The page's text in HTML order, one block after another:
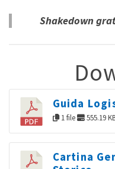
Shakedown
Guida
1 file 555.19
Cartina